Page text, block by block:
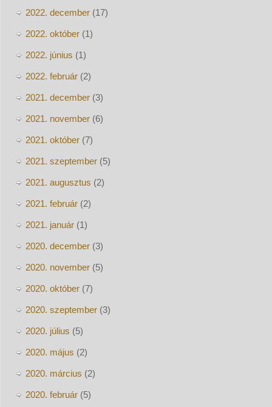
2022. december(17)
2022. október(1)
2022. június (1)
2022. február(2)
2021. december(3)
2021. november(6)
2021. október(7)
2021. szeptember(5)
2021. augusztus (2)
2021. február(2)
2021. január(1)
2020. december(3)
2020. november(5)
2020. október(7)
2020. szeptember(3)
2020. július (5)
2020. május (2)
2020. március (2)
2020. február(5)